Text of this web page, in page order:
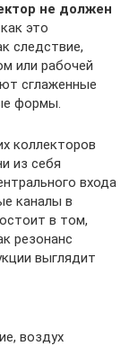
не должен
это
следствие,
или рабочей
сглаженные
формы.
коллекторов
из себя
входа
каналы в
в том,
резонанс
выглядит
воздух